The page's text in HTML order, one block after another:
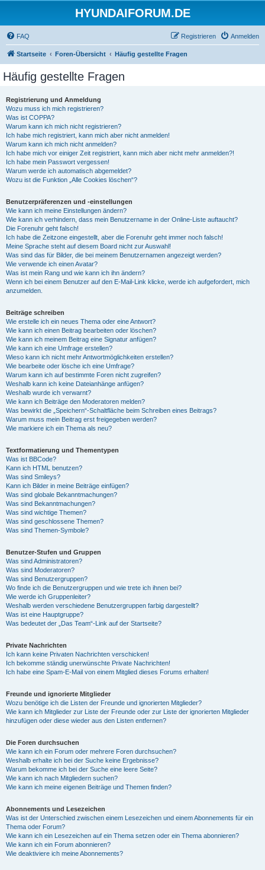
HYUNDAIFORUM.DE
FAQ Anmelden
Registrieren
Startseite Foren-Übersicht Häufig gestellte Fragen
Häufig gestellte Fragen
Registrierung und Anmeldung
Wozu muss ich mich registrieren?
Was ist COPPA?
Warum kann ich mich nicht registrieren?
Ich habe mich registriert, kann mich aber nicht anmelden!
Warum kann ich mich nicht anmelden?
Ich habe mich vor einiger Zeit registriert, kann mich aber nicht mehr anmelden?!
Ich habe mein Passwort vergessen!
Warum werde ich automatisch abgemeldet?
Wozu ist die Funktion „Alle Cookies löschen“?
Benutzerpräferenzen und -einstellungen
Wie kann ich meine Einstellungen ändern?
Wie kann ich verhindern, dass mein Benutzername in der Online-Liste auftaucht?
Die Forenuhr geht falsch!
Ich habe die Zeitzone eingestellt, aber die Forenuhr geht immer noch falsch!
Meine Sprache steht auf diesem Board nicht zur Auswahl!
Was sind das für Bilder, die bei meinem Benutzernamen angezeigt werden?
Wie verwende ich einen Avatar?
Was ist mein Rang und wie kann ich ihn ändern?
Wenn ich bei einem Benutzer auf den E-Mail-Link klicke, werde ich aufgefordert, mich
anzumelden.
Beiträge schreiben
Wie erstelle ich ein neues Thema oder eine Antwort?
Wie kann ich einen Beitrag bearbeiten oder löschen?
Wie kann ich meinem Beitrag eine Signatur anfügen?
Wie kann ich eine Umfrage erstellen?
Wieso kann ich nicht mehr Antwortmöglichkeiten erstellen?
Wie bearbeite oder lösche ich eine Umfrage?
Warum kann ich auf bestimmte Foren nicht zugreifen?
Weshalb kann ich keine Dateianhänge anfügen?
Weshalb wurde ich verwarnt?
Wie kann ich Beiträge den Moderatoren melden?
Was bewirkt die „Speichern“-Schaltfläche beim Schreiben eines Beitrags?
Warum muss mein Beitrag erst freigegeben werden?
Wie markiere ich ein Thema als neu?
Textformatierung und Thementypen
Was ist BBCode?
Kann ich HTML benutzen?
Was sind Smileys?
Kann ich Bilder in meine Beiträge einfügen?
Was sind globale Bekanntmachungen?
Was sind Bekanntmachungen?
Was sind wichtige Themen?
Was sind geschlossene Themen?
Was sind Themen-Symbole?
Benutzer-Stufen und Gruppen
Was sind Administratoren?
Was sind Moderatoren?
Was sind Benutzergruppen?
Wo finde ich die Benutzergruppen und wie trete ich ihnen bei?
Wie werde ich Gruppenleiter?
Weshalb werden verschiedene Benutzergruppen farbig dargestellt?
Was ist eine Hauptgruppe?
Was bedeutet der „Das Team“-Link auf der Startseite?
Private Nachrichten
Ich kann keine Privaten Nachrichten verschicken!
Ich bekomme ständig unerwünschte Private Nachrichten!
Ich habe eine Spam-E-Mail von einem Mitglied dieses Forums erhalten!
Freunde und ignorierte Mitglieder
Wozu benötige ich die Listen der Freunde und ignorierten Mitglieder?
Wie kann ich Mitglieder zur Liste der Freunde oder zur Liste der ignorierten Mitglieder
hinzufügen oder diese wieder aus den Listen entfernen?
Die Foren durchsuchen
Wie kann ich ein Forum oder mehrere Foren durchsuchen?
Weshalb erhalte ich bei der Suche keine Ergebnisse?
Warum bekomme ich bei der Suche eine leere Seite?
Wie kann ich nach Mitgliedern suchen?
Wie kann ich meine eigenen Beiträge und Themen finden?
Abonnements und Lesezeichen
Was ist der Unterschied zwischen einem Lesezeichen und einem Abonnements für ein
Thema oder Forum?
Wie kann ich ein Lesezeichen auf ein Thema setzen oder ein Thema abonnieren?
Wie kann ich ein Forum abonnieren?
Wie deaktiviere ich meine Abonnements?